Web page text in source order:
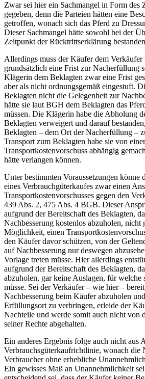
Zwar sei hier ein Sachmangel in Form des
gegeben, denn die Parteien hätten eine
getroffen, wonach sich das Pferd zu
Dieser Sachmangel hätte sowohl bei der
Zeitpunkt der Rücktrittserklärung
Allerdings muss der Käufer dem
grundsätzlich eine Frist zur Nacherfüllung
Klägerin dem Beklagten zwar eine Frist
aber als nicht ordnungsgemäß eingestuft.
Beklagten nicht die Gelegenheit zur
hätte sie laut BGH dem Beklagten das
müssen. Die Klägerin habe die Abholung
Beklagten verweigert und darauf
Beklagten – dem Ort der Nacherfüllung –
Transport zum Beklagten habe sie von
Transportkostenvorschuss abhängig
hätte verlangen können.
Unter bestimmten Voraussetzungen könne
eines Verbrauchgüterkaufes zwar einen
Transportkostenvorschusses gegen den
439 Abs. 2, 475 Abs. 4 BGB. Dieser
aufgrund der Bereitschaft des Beklagten,
Nachbesserung kostenlos abzuholen, nicht
Möglichkeit, einen
den Käufer davor schützen, von der
auf Nachbesserung nur deswegen
Vorlage treten müsse. Hier allerdings
aufgrund der Bereitschaft des Beklagten,
abzuholen, gar keine Auslagen, für welche
müsse. Sei der Verkäufer – wie hier –
Nachbesserung beim Käufer abzuholen
Erfüllungsort zu verbringen, erleide der
Nachteile und werde somit auch nicht von
seiner Rechte abgehalten.
Ein anderes Ergebnis folge auch nicht aus
Verbrauchsgüterkaufrichtlinie, wonach die
Verbraucher ohne erhebliche
Ein gewisses Maß an Unannehmlichkeit